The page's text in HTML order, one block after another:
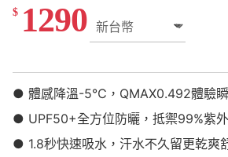
$ 1290
● 體感降溫-5℃，QMAX0.492體驗
● UPF50+全方位防曬，抵禦99%紫
● 1.8秒快速吸水，汗水不久留更乾爽